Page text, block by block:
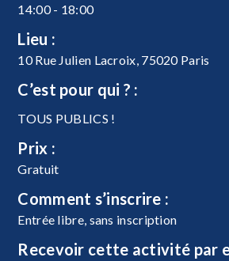
14:00 - 18:00
Lieu :
10 Rue Julien Lacroix, 75020 Paris
C’est pour qui ? :
TOUS PUBLICS !
Prix :
Gratuit
Comment s’inscrire :
Entrée libre, sans inscription
Recevoir cette activité par